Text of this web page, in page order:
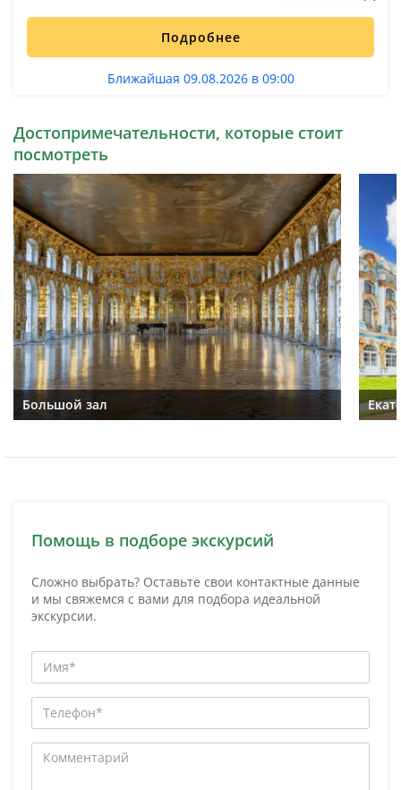
Подробнее
Ближайшая 09.08.2026 в 09:00
Достопримечательности, которые стоит
посмотреть
Большой зал
Помощь в подборе экскурсий
Сложно выбрать? Оставьте свои контактные данные
и мы свяжемся с вами для подбора идеальной
экскурсии.